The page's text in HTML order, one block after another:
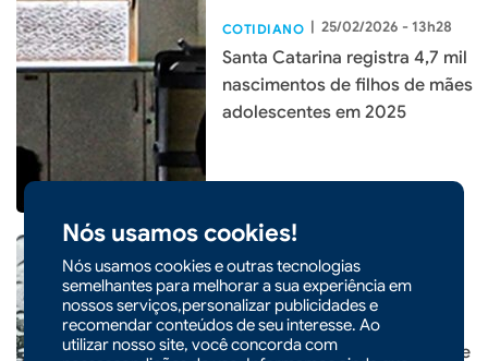
Nós usamos cookies!
Nós usamos cookies e outras tecnologias
semelhantes para melhorar a sua experiência em
nossos serviços,personalizar publicidades e
recomendar conteúdos de seu interesse. Ao
utilizar nosso site, você concorda com
COTIDIANO | 25/02/2026 - 13h28
Santa Catarina registra 4,7 mil
nascimentos de filhos de mães
adolescentes em 2025
COTIDIANO | 21/02/2026 - 08h29
Temporais e chuva persistente